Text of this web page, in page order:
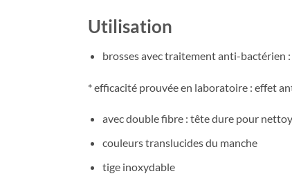
Utilisation
brosses avec traitement anti-bactérien
* efficacité prouvée en laboratoire : effet
avec double fibre : tête dure pour
couleurs translucides du manche
tige inoxydable